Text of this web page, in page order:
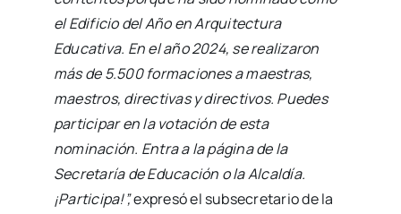
el Edificio del Año en Arquitectura
Educativa. En el año 2024, se realizaron
más de 5.500 formaciones a maestras,
maestros, directivas y directivos. Puedes
participar en la votación de esta
nominación. Entra a la página de la
Secretaría de Educación o la Alcaldía.
¡Participa!”,expresó el subsecretario de la